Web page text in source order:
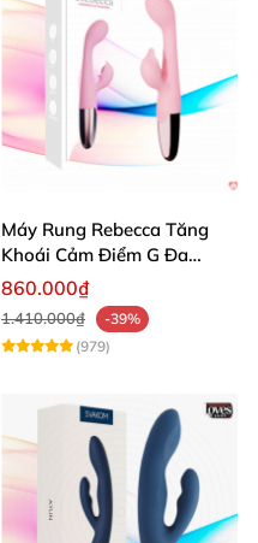
Máy Rung Rebecca Tăng
Khoái Cảm Điểm G Đa
Năng Siêu Mạnh
860.000₫
1.410.000₫
-39%
(979)